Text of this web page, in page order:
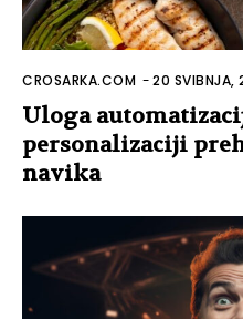
CROSARKA.COM -20 SVIBNJA,
Uloga
personalizaciji
navika